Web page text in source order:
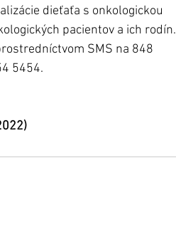
dieťaťa s onkologickou
pacientov a ich rodín.
SMS na 848
5454.